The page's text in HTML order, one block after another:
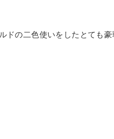
ドの二色使いをしたとても